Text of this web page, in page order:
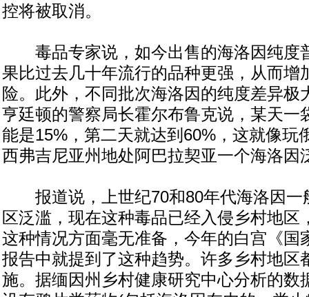
控将被取消。
毒品专家说，如今出售的海洛因纯度
果比过去几十年流行的品种更强，从而增
险。此外，不同批次海洛因的纯度差异极
亨廷顿的警察局长霍尔布鲁克说，某天一
能是15%，第二天就达到60%，这就像玩
西弗吉尼亚州地处阿巴拉契亚一个海洛因
报道说，上世纪70和80年代海洛因一
区泛滥，现在这种毒品已经入侵乡村地区
这种情况方面毫无准备，今年的白宫《国
报告中就提到了这种趋势。许多乡村地区
施。据缅因州乡村健康研究中心分析的数